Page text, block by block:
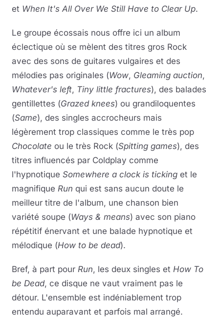
et When It's All Over We Still Have to Clear Up.
Le groupe écossais nous offre ici un album
éclectique où se mèlent des titres gros Rock
avec des sons de guitares vulgaires et des
mélodies pas originales (Wow, Gleaming auction,
Whatever's left, Tiny little fractures), des balades
gentillettes (Grazed knees) ou grandiloquentes
(Same), des singles accrocheurs mais
légèrement trop classiques comme le très pop
Chocolate ou le très Rock (Spitting games), des
titres influencés par Coldplay comme
l'hypnotique Somewhere a clock is ticking et le
magnifique Run qui est sans aucun doute le
meilleur titre de l'album, une chanson bien
variété soupe (Ways & means) avec son piano
répétitif énervant et une balade hypnotique et
mélodique (How to be dead).
Bref, à part pour Run, les deux singles et How To
be Dead, ce disque ne vaut vraiment pas le
détour. L'ensemble est indéniablement trop
entendu auparavant et parfois mal arrangé.